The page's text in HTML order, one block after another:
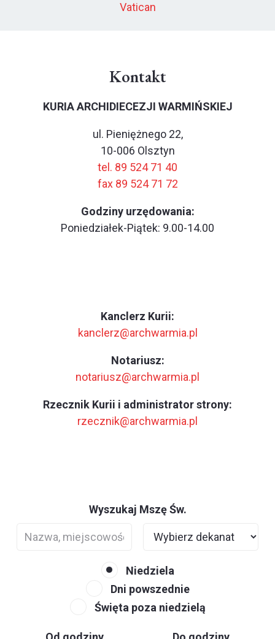
Vatican
Kontakt
KURIA ARCHIDIECEZJI WARMIŃSKIEJ
ul. Pieniężnego 22,
10-006 Olsztyn
tel. 89 524 71 40
fax 89 524 71 72
Godziny urzędowania:
Poniedziałek-Piątek: 9.00-14.00
Kanclerz Kurii:
kanclerz@archwarmia.pl
Notariusz:
notariusz@archwarmia.pl
Rzecznik Kurii i administrator strony:
rzecznik@archwarmia.pl
Wyszukaj Mszę Św.
Niedziela
Dni powszednie
Święta poza niedzielą